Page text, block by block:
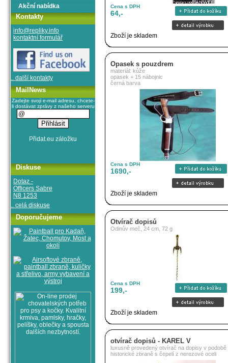
Cena s DPH
64,-
Zboží je skladem
Opasek s pouzdrem
materiál: kůže
opasek + 15 nábojnic
černá barva
Cena s DPH
1690,-
Zboží je skladem
Otvírač dopisů
Odinův meč, 24 cm, 72 g
Cena s DPH
199,-
Zboží je skladem
otvírač dopisů - KAREL V
luxusně provedený otvírač na dopisy v podobě
historické zbraně s čepelí z nerezové oceli
Akční nabídka
Kontakty
info@repliky.info
kontaktní formulář
.. další kontakty
MailNews
Zadejte svoji e-mail adresu, chcete-
li dostávat zprávy z našeho serveru
Diskuse
Dotaz -
Officers Sabre
N8 1253
.. celá diskuse
Doporučujeme